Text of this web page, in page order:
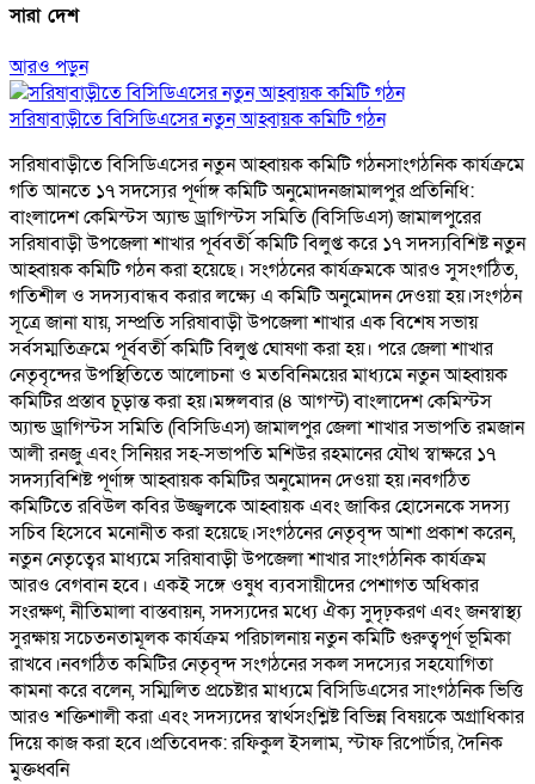
সারা দেশ
আরও পড়ুন
সরিষাবাড়ীতে বিসিডিএসের নতুন আহ্বায়ক কমিটি গঠন
সরিষাবাড়ীতে বিসিডিএসের নতুন আহ্বায়ক কমিটি গঠনসাংগঠনিক কার্যক্রমে
গতি আনতে ১৭ সদস্যের পূর্ণাঙ্গ কমিটি অনুমোদনজামালপুর প্রতিনিধি:
বাংলাদেশ কেমিস্টস অ্যান্ড ড্রাগিস্টস সমিতি (বিসিডিএস) জামালপুরের
সরিষাবাড়ী উপজেলা শাখার পূর্ববর্তী কমিটি বিলুপ্ত করে ১৭ সদস্যবিশিষ্ট নতুন
আহ্বায়ক কমিটি গঠন করা হয়েছে। সংগঠনের কার্যক্রমকে আরও সুসংগঠিত,
গতিশীল ও সদস্যবান্ধব করার লক্ষ্যে এ কমিটি অনুমোদন দেওয়া হয়।সংগঠন
সূত্রে জানা যায়, সম্প্রতি সরিষাবাড়ী উপজেলা শাখার এক বিশেষ সভায়
সর্বসম্মতিক্রমে পূর্ববর্তী কমিটি বিলুপ্ত ঘোষণা করা হয়। পরে জেলা শাখার
নেতৃবৃন্দের উপস্থিতিতে আলোচনা ও মতবিনিময়ের মাধ্যমে নতুন আহ্বায়ক
কমিটির প্রস্তাব চূড়ান্ত করা হয়।মঙ্গলবার (৪ আগস্ট) বাংলাদেশ কেমিস্টস
অ্যান্ড ড্রাগিস্টস সমিতি (বিসিডিএস) জামালপুর জেলা শাখার সভাপতি রমজান
আলী রনজু এবং সিনিয়র সহ-সভাপতি মশিউর রহমানের যৌথ স্বাক্ষরে ১৭
সদস্যবিশিষ্ট পূর্ণাঙ্গ আহ্বায়ক কমিটির অনুমোদন দেওয়া হয়।নবগঠিত
কমিটিতে রবিউল কবির উজ্জ্বলকে আহ্বায়ক এবং জাকির হোসেনকে সদস্য
সচিব হিসেবে মনোনীত করা হয়েছে।সংগঠনের নেতৃবৃন্দ আশা প্রকাশ করেন,
নতুন নেতৃত্বের মাধ্যমে সরিষাবাড়ী উপজেলা শাখার সাংগঠনিক কার্যক্রম
আরও বেগবান হবে। একই সঙ্গে ওষুধ ব্যবসায়ীদের পেশাগত অধিকার
সংরক্ষণ, নীতিমালা বাস্তবায়ন, সদস্যদের মধ্যে ঐক্য সুদৃঢ়করণ এবং জনস্বাস্থ্য
সুরক্ষায় সচেতনতামূলক কার্যক্রম পরিচালনায় নতুন কমিটি গুরুত্বপূর্ণ ভূমিকা
রাখবে।নবগঠিত কমিটির নেতৃবৃন্দ সংগঠনের সকল সদস্যের সহযোগিতা
কামনা করে বলেন, সম্মিলিত প্রচেষ্টার মাধ্যমে বিসিডিএসের সাংগঠনিক ভিত্তি
আরও শক্তিশালী করা এবং সদস্যদের স্বার্থসংশ্লিষ্ট বিভিন্ন বিষয়কে অগ্রাধিকার
দিয়ে কাজ করা হবে।প্রতিবেদক: রফিকুল ইসলাম, স্টাফ রিপোর্টার, দৈনিক
মুক্তধ্বনি